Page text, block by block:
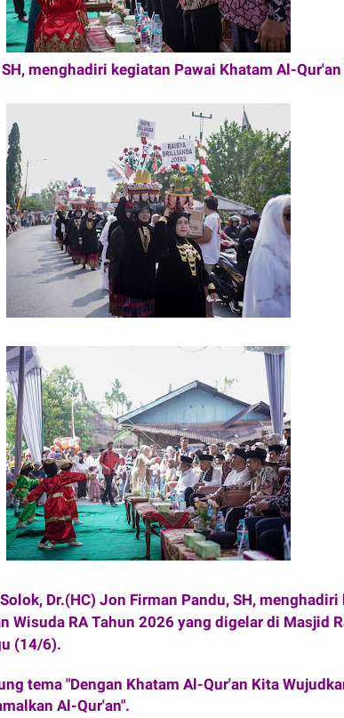
menghadiri kegiatan Pawai Khatam Al-
Dr.(HC) Jon Firman Pandu, SH, menghadiri
Wisuda RA Tahun 2026 yang digelar di Masjid
(14/6).
tema "Dengan Khatam Al-Qur'an Kita
Al-Qur'an".